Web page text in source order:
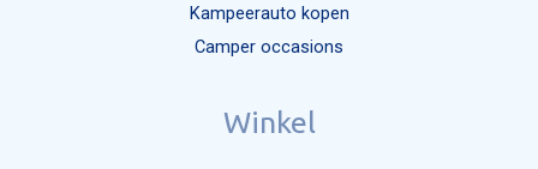
Kampeerauto kopen
Camper occasions
Winkel